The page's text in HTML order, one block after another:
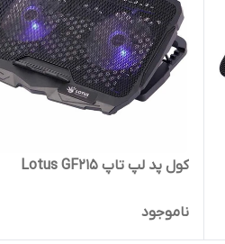
کول پد لپ تاپ Lotus GF215
ناموجود